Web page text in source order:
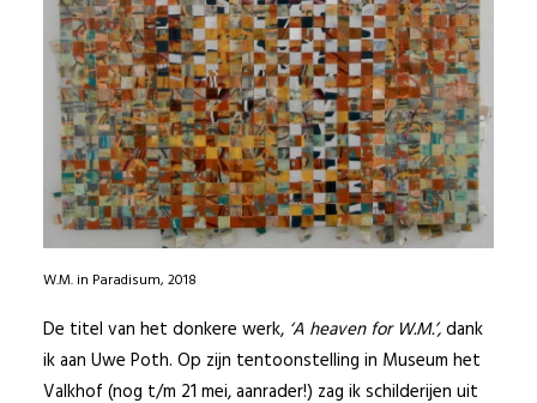
W.M. in Paradisum, 2018
De titel van het donkere werk, ‘A heaven for W.M.’,dank
ik aan Uwe Poth. Op zijn tentoonstelling in Museum het
Valkhof (nog t/m 21 mei, aanrader!) zag ik schilderijen uit